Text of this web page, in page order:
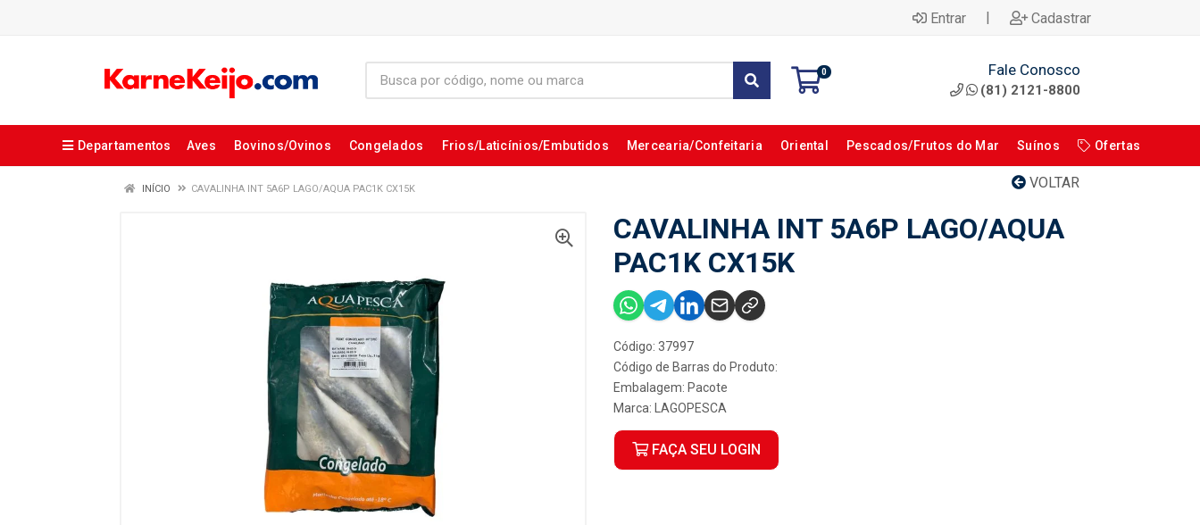
Entrar | Cadastrar
0 Fale Conosco
(81) 2121-8800
Departamentos Aves Bovinos/Ovinos Congelados Frios/Laticínios/Embutidos Mercearia/Confeitaria Oriental Pescados/Frutos do Mar Suínos Ofertas
VOLTAR
INÍCIO CAVALINHA INT 5A6P LAGO/AQUA PAC1K CX15K
CAVALINHA INT 5A6P LAGO/AQUA
PAC1K CX15K
Código: 37997
Código de Barras do Produto:
Embalagem: Pacote
Marca:
LAGOPESCA
FAÇA SEU LOGIN